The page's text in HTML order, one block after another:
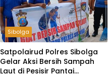
Sibolga
Satpolairud Polres Sibolga
Gelar Aksi Bersih Sampah
Laut di Pesisir Pantai